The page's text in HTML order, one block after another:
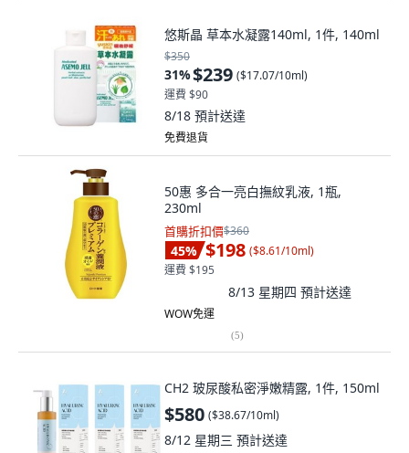
悠斯晶 草本水凝露140ml, 1件, 140ml
$350
31%$239 ($17.07/10ml)
運費 $90
8/18 預計送達
免費退貨
50惠 多合一亮白撫紋乳液, 1瓶,
230ml
首購折扣價$360
45% $198 ($8.61/10ml)
運費 $195
8/13 星期四 預計送達
WOW免運
(5)
CH2 玻尿酸私密淨嫩精露, 1件, 150ml
$580 ($38.67/10ml)
8/12 星期三 預計送達